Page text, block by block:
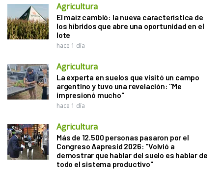
Agricultura
El maíz cambió: la nueva característica de
los híbridos que abre una oportunidad en el
lote
hace 1 día
Agricultura
La experta en suelos que visitó un campo
argentino y tuvo una revelación: "Me
impresionó mucho"
hace 1 día
Agricultura
Más de 12.500 personas pasaron por el
Congreso Aapresid 2026: "Volvió a
demostrar que hablar del suelo es hablar de
todo el sistema productivo"